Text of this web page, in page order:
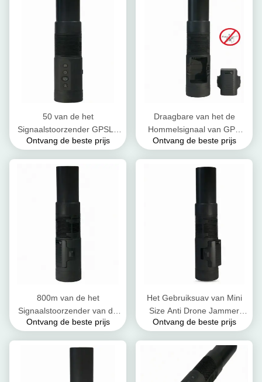
50 van de het
Signaalstoorzender GPSL1
van de wattshommel van de
Handbediend de
Stoorzendersysteem
Ontvang de beste prijs
Draagbare van het de
Hommelsignaal van GPS
RC2.4G 5.8G de
UAV Stoorzender
Ontvang de beste prijs
800m van de het
Signaalstoorzender van de
Straalhommel van de het
Professionele Handbediende
Ontvang de beste prijs
Het Gebruiksuav van Mini
Size Anti Drone Jammer
waterdichte Draagbare
Stoorzender
Ontvang de beste prijs